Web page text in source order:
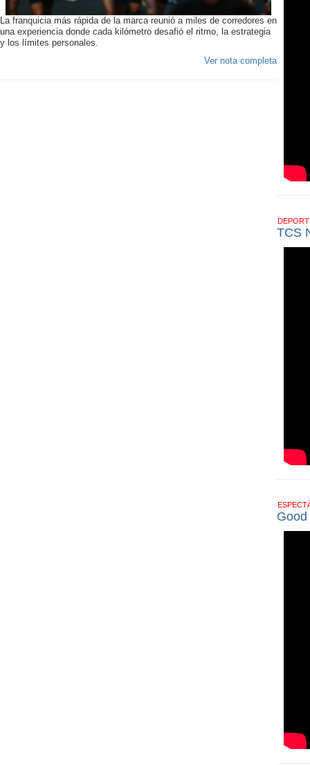
La franquicia más rápida de la marca reunió a miles de corredores en
una experiencia donde cada kilómetro desafió el ritmo, la estrategia
y los límites personales.
Ver nota completa
TCS